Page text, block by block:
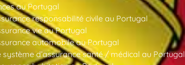
au Portugal
responsabilité civile au Portugal
vie au Portugal
automobile au Portugal
système d’assurance santé / médical au Portugal